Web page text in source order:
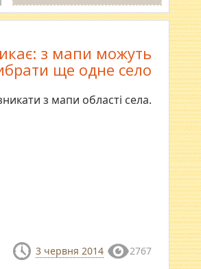
з мапи можуть
ще одне село
з мапи області села.
3 червня 2014 2767